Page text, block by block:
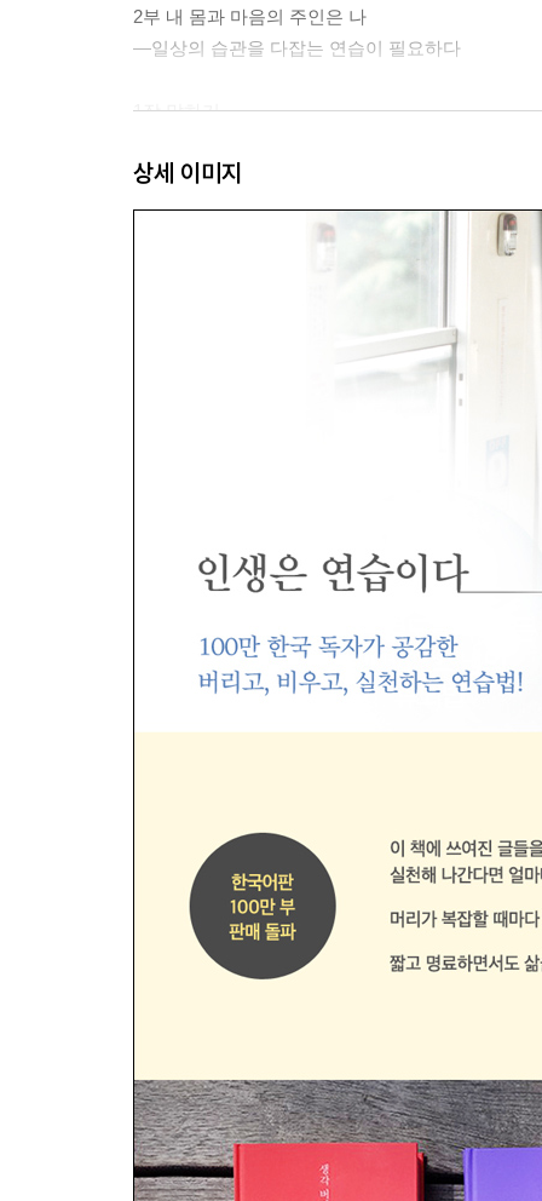
2부 내 몸과 마음의 주인은 나
―일상의 습관을 다잡는 연습이 필요하다
1장 말하기
자기 이미지에 집착하는 오만한 말들
부정적인 생각은 따옴표로 묶어버리자
마음으로 제대로 사과하기
소리는 마음에 새겨진다
귀를 기울이면 세계가 변한다
고통이 말하는 소리
번뇌를 키우는 영상들
나만 괴롭다는 착각
일희일비하지 않는 연습
부처님이 눈을 반쯤 감은 이유
4장 쓰기와 읽기
고통스러운 인정 욕구
인터넷 시대의 글쓰기
세상이 온통 익명 게시판이라면?
상세 이미지